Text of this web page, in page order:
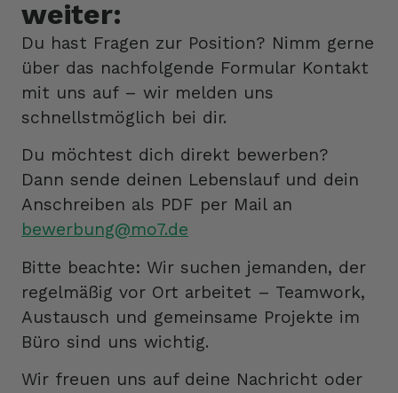
weiter:
Du hast Fragen zur Position? Nimm gerne
über das nachfolgende Formular Kontakt
mit uns auf – wir melden uns
schnellstmöglich bei dir.
Du möchtest dich direkt bewerben?
Dann sende deinen Lebenslauf und dein
Anschreiben als PDF per Mail an
bewerbung@mo7.de
Bitte beachte: Wir suchen jemanden, der
regelmäßig vor Ort arbeitet – Teamwork,
Austausch und gemeinsame Projekte im
Büro sind uns wichtig.
Wir freuen uns auf deine Nachricht oder